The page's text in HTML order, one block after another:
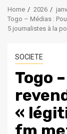
Home 2026
Togo – Médias :
5 journalistes à la
SOCIETE
Togo
«